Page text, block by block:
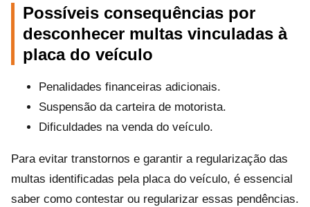
Possíveis consequências por
desconhecer multas vinculadas à
placa do veículo
Penalidades financeiras adicionais.
Suspensão da carteira de motorista.
Dificuldades na venda do veículo.
Para evitar transtornos e garantir a regularização das
multas identificadas pela placa do veículo, é essencial
saber como contestar ou regularizar essas pendências.